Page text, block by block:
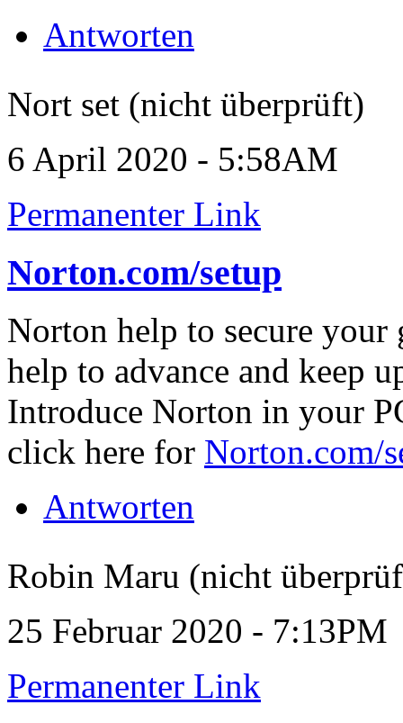
Antworten
Nort set (nicht überprüft)
6 April 2020 - 5:58AM
Permanenter Link
Norton.com/setup
Norton help to secure your
help to advance and keep
Introduce Norton in your
click here for Norton.com/
Antworten
Robin Maru (nicht
25 Februar 2020 - 7:13PM
Permanenter Link